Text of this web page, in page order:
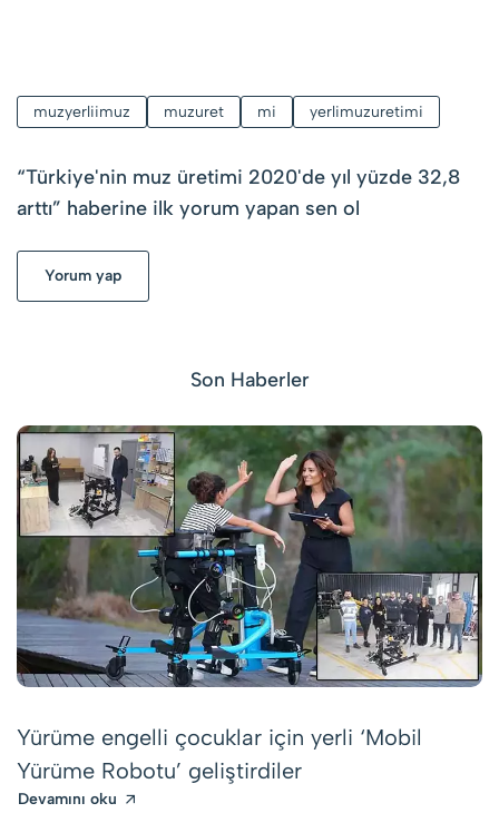
muzyerliimuz muzuret mi yerlimuzuretimi
“Türkiye'nin muz üretimi 2020'de yıl yüzde 32,8
arttı” haberine ilk yorum yapan sen ol
Yorum yap
Son Haberler
Yürüme engelli çocuklar için yerli ‘Mobil
Yürüme Robotu’ geliştirdiler
Devamını oku